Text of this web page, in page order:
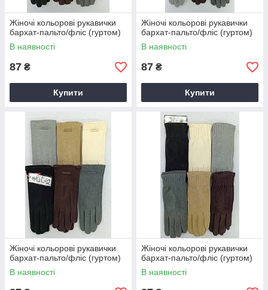
Жіночі кольорові рукавички
бархат-пальто/фліс (гуртом)
В наявності
87 ₴
Купити
Жіночі кольорові рукавички
бархат-пальто/фліс (гуртом)
В наявності
87 ₴
Купити
Жіночі кольорові рукавички
бархат-пальто/фліс (гуртом)
В наявності
Жіночі кольорові рукавички
бархат-пальто/фліс (гуртом)
В наявності